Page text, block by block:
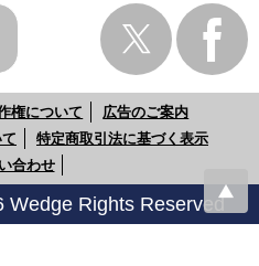
権について
広告のご案内
特定商取引法に基づく表示
合わせ
Wedge Rights Reserved